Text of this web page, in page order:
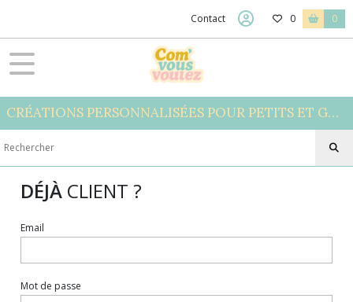
Contact 0 0
CRÉATIONS PERSONNALISÉES POUR PETITS ET GRANDS
DÉJÀ CLIENT ?
Email
Mot de passe